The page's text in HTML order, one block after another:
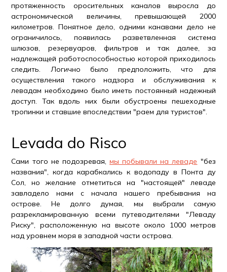
протяженность оросительных каналов выросла до
астрономической величины, превышающей 2000
километров. Понятное дело, одними канавами дело не
ограничилось, появилась разветвленная система
шлюзов, резервуаров, фильтров и так далее, за
надлежащей работоспособностью которой приходилось
следить. Логично было предположить, что для
осуществления такого надзора и обслуживания к
левадам необходимо было иметь постоянный надежный
доступ. Так вдоль них были обустроены пешеходные
тропинки и ставшие впоследствии "раем для туристов".
Levada do Risco
Сами того не подозревая, мы побывали на леваде "без
названия", когда карабкались к водопаду в Понта ду
Сол, но желание отметиться на "настоящей" леваде
завладело нами с начала нашего пребывания на
острове. Не долго думая, мы выбрали самую
разрекламированную всеми путеводителями "Леваду
Риску", расположенную на высоте около 1000 метров
над уровнем моря в западной части острова.